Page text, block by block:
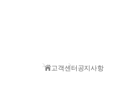
고객센터 공지사항